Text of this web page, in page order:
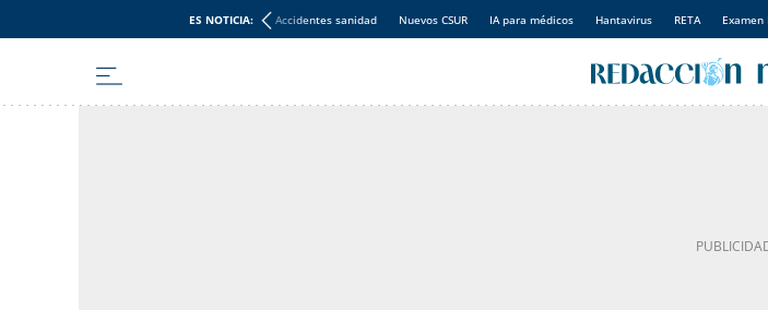
ES NOTICIA: Accidentes sanidad Nuevos CSUR IA para médicos Hantavirus RETA Examen